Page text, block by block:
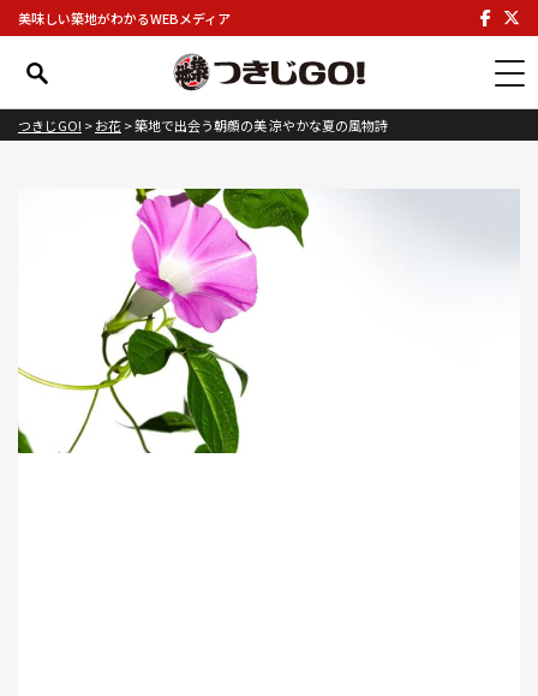
美味しい築地がわかるWEBメディア
つきじGO! >お花>築地で出会う朝顔の美 涼やかな夏の風物詩